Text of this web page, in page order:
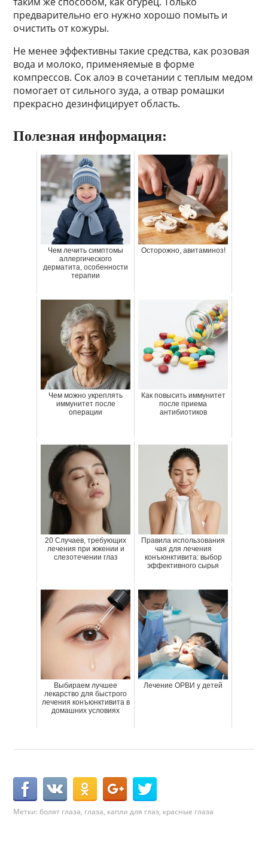
предварительно его нужно хорошо помыть и
очистить от кожуры.
Не менее эффективны такие средства, как розовая
вода и молоко, применяемые в форме
компрессов. Сок алоэ в сочетании с теплым медом
помогает от сильного зуда, а отвар ромашки
прекрасно дезинфицирует область.
Полезная информация:
Чем лечить симптомы
аллергического
дерматита, особенности
терапии
Осторожно, авитаминоз!
Чем можно укреплять
иммунитет после
операции
Как повысить иммунитет
после приема
антибиотиков
20 Случаев, требующих
лечения при жжении и
слезотечении глаз
Правила использования
чая для лечения
конъюнктивита: выбор
эффективного сырья
Выбираем лучшее
лекарство для быстрого
лечения конъюнктивита в
домашних условиях
Лечение ОРВИ у детей
Метки:болят глаза, глаза, капли для глаз, красные глаза